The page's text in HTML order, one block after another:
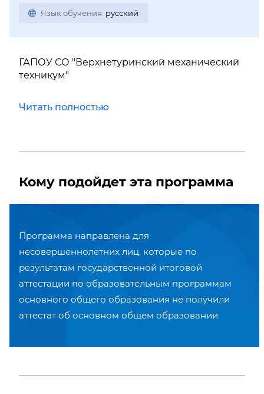
Язык обучения: русский
ГАПОУ СО "Верхнетуринский механический
техникум"
Читать полностью
Кому подойдет эта программа
Программа направлена для
несовершеннолетних лиц, которые по
результатам государственной итоговой
аттестации по образовательным программам
основного общего образования не получили
аттестат об основном общем образовании